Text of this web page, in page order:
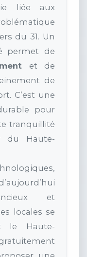
liée aux
du 31. Un
permet de
et de
de
C’est une
pour
tranquillité
du Haute-
et
locales se
le Haute-